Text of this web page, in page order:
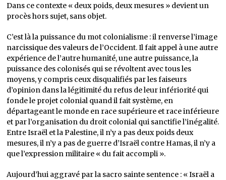
Dans ce contexte « deux poids, deux mesures » devient un
procès hors sujet, sans objet.
C’est là la puissance du mot colonialisme : il renverse l’image
narcissique des valeurs de l’Occident. Il fait appel à une autre
expérience de l’autre humanité, une autre puissance, la
puissance des colonisés qui se révoltent avec tous les
moyens, y compris ceux disqualifiés par les faiseurs
d’opinion dans la légitimité du refus de leur infériorité qui
fonde le projet colonial quand il fait système, en
départageant le monde en race supérieure et race inférieure
et par l’organisation du droit colonial qui sanctifie l’inégalité.
Entre Israël et la Palestine, il n’y a pas deux poids deux
mesures, il n’y a pas de guerre d’Israël contre Hamas, il n’y a
que l’expression militaire « du fait accompli ».
Aujourd’hui aggravé par la sacro sainte sentence : « Israël a